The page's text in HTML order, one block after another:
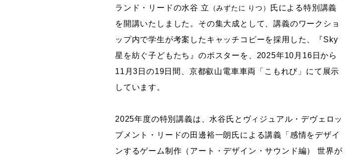
ランド・リードの水谷 立
（みずたに りつ） 氏による特別講義
を開講いたしました。その集大成として、講義のワークショ
ップ内で学生が考案したキャッチコピーを採用した、『Sky
星を紡ぐ子どもたち』のポスターを、2025年10月16日から
11月3日の19日間、京都叡山電車車両「こもれび」にて展示
しています。
2025年度の特別講義は、水谷氏とヴィジュアル・デヴェロッ
プメント・リードの田邊裕一朗氏による講義「感情をデザイ
ンするゲーム制作（アート・デザイン・サウンド編） 世界が